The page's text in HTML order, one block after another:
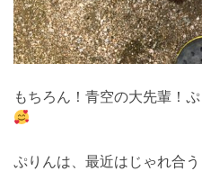
もちろん！青空の大先輩！
ぷりんは、最近はじゃれ合